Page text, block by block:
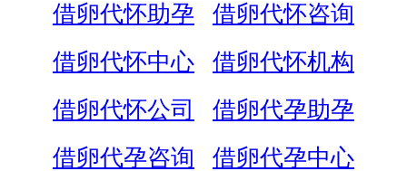
借卵代怀助孕
借卵代怀咨询
借卵代怀中心
借卵代怀机构
借卵代怀公司
借卵代孕助孕
借卵代孕咨询
借卵代孕中心